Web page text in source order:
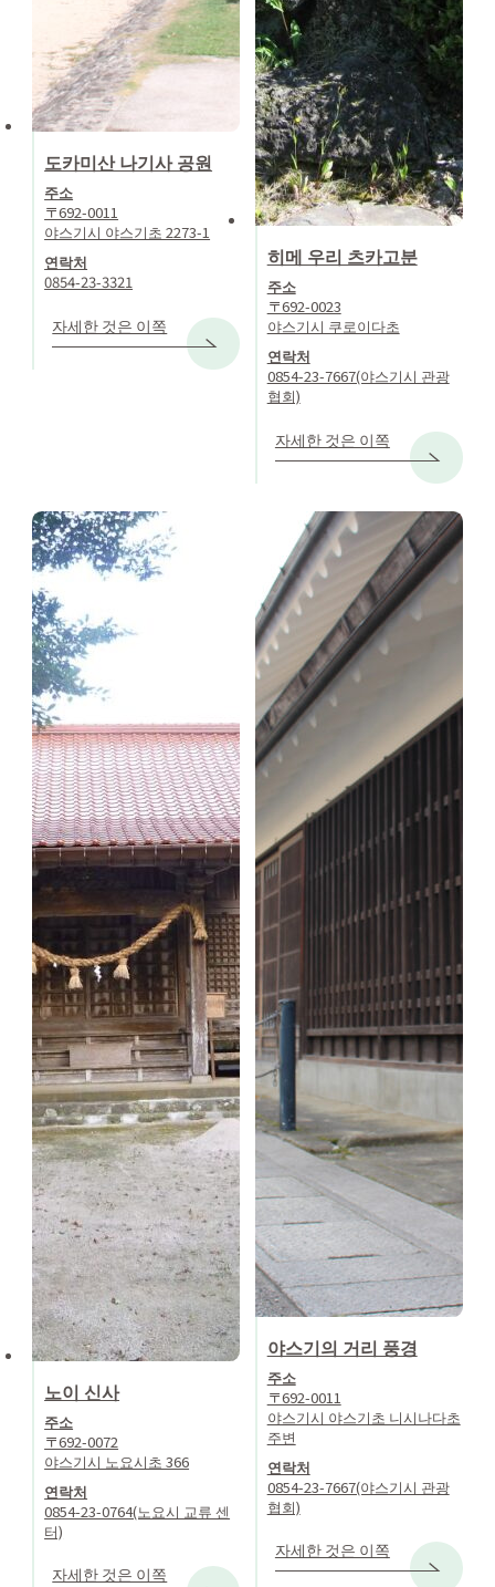
도카미산 나기사 공원
주소
〒692-0011
야스기시 야스기초 2273-1
연락처
0854-23-3321
자세한 것은 이쪽
히메 우리 츠카고분
주소
〒692-0023
야스기시 쿠로이다초
연락처
0854-23-7667(야스기시 관광
협회)
자세한 것은 이쪽
노이 신사
주소
〒692-0072
야스기시 노요시초 366
연락처
0854-23-0764(노요시 교류 센
터)
자세한 것은 이쪽
야스기의 거리 풍경
주소
〒692-0011
야스기시 야스기초 니시나다초
주변
연락처
0854-23-7667(야스기시 관광
협회)
자세한 것은 이쪽